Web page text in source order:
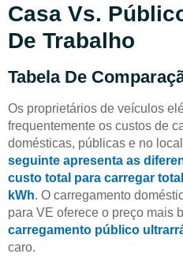
Casa Vs.
De Trabalho
Tabela De
Os proprietários de veículos
frequentemente os custos de
domésticas, públicas e no
seguinte apresenta as
custo total para carregar
kWh. O carregamento
para VE oferece o preço mais
carregamento público
caro.